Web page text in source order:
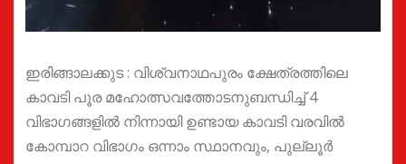
ഇരിങ്ങാലക്കുട : വിശ്വനാഥപുരം ക്ഷേത്രത്തിലെ
കാവടി പൂര മഹോത്സവത്തോടനുബന്ധിച്ച് 4
വിഭാഗങ്ങളിൽ നിന്നായി ഉണ്ടായ കാവടി വരവിൽ
കോമ്പാറ വിഭാഗം ഒന്നാം സ്ഥാനവും, പുല്ലൂർ